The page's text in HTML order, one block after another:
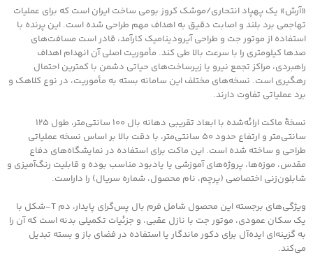
«آرش» یک پهپاد انتحاری/موشک کروز بومی ساخت ایران است که برای عملیات
تهاجمی برد بلند و اصابت دقیق به اهداف مهم طراحی شده است. این پرنده با
استفاده از موتور جت و طراحی آیرودینامیک کارآمد، قادر است مسافت‌های
صدها کیلومتری را با سرعت بالا طی کند. مأموریت اصلی آن انهدام اهداف
راهبردی، مراکز تجمع نیرو یا زیرساخت‌های حیاتی دشمن با کمترین احتمال
رهگیری است. نسخه‌های مختلف این سامانه بسته به مأموریت، در نوع کلاهک و
برد عملیاتی تفاوت دارند.
نسخهٔ ماکت ارائه‌شده با ابعاد تقریبی دهانه بال 100 سانتی‌متر، طول 125
سانتی‌متر و ارتفاع حدود 50 سانتی‌متر، با دقت بالا بر اساس نسخه عملیاتی
طراحی و ساخته شده است. این ماکت برای استفاده در نمایشگاه‌های دفاع
مقدس، موزه‌ها، پروژه‌های آموزشی یا یادبود مناسب بوده و قابلیت رنگ‌آمیزی و
شابلون‌زنی اختصاصی (پرچم، نام محصول، شماره سریال) را داراست.
ویژگی‌های برجسته این محصول شامل فرم بال پس‌گرای پایدار، دم T‑شکل با
یک سکان عمودی، موتور جت با نازل عقبی، و جزئیات تکمیلی بدنه است که آن را
به گزینه‌ای ایده‌آل برای دکور ماندگار یا استفاده در فضای باز و بسته تبدیل
می‌کند.